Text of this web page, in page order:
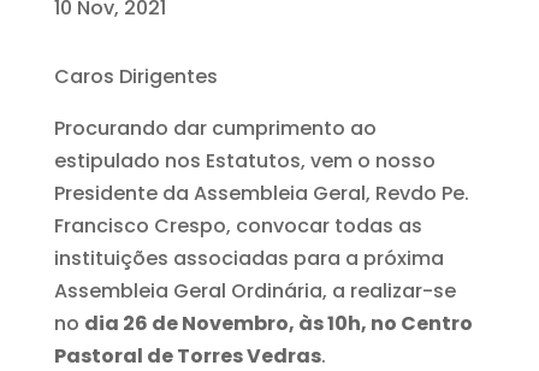
10 Nov, 2021
Caros Dirigentes
Procurando dar cumprimento ao
estipulado nos Estatutos, vem o nosso
Presidente da Assembleia Geral, Revdo Pe.
Francisco Crespo, convocar todas as
instituições associadas para a próxima
Assembleia Geral Ordinária, a realizar-se
no dia 26 de Novembro, às 10h, no Centro
Pastoral de Torres Vedras.